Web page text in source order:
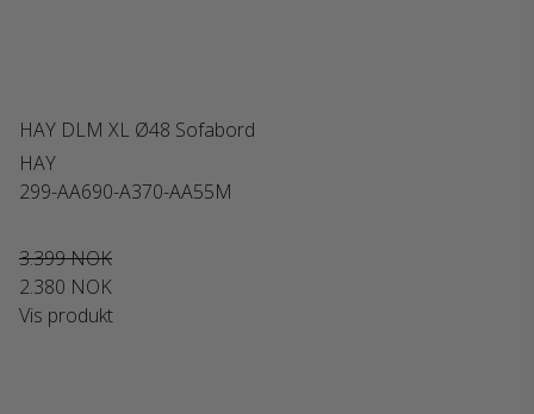
HAY DLM XL Ø48 Sofabord
HAY
299-AA690-A370-AA55M
3.399 NOK
2.380 NOK
Vis produkt